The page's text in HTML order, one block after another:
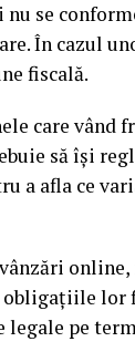
se
În cazul
fiscală.
care vând
să își
a afla ce
obligațiile lor
pe